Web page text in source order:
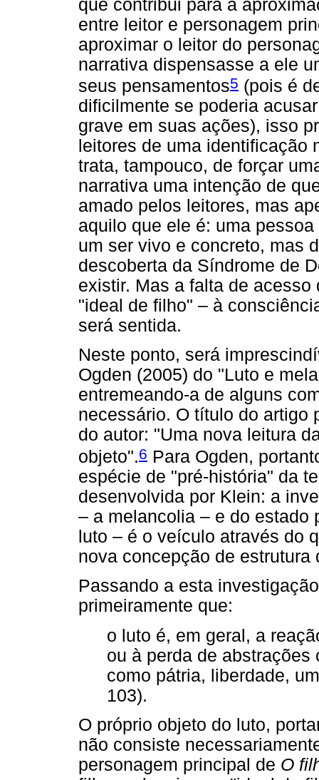
que contribui para a
entre leitor e personagem
aproximar o leitor do
narrativa dispensasse a ele
seus pensamentos5 (pois é
dificilmente se poderia
grave em suas ações), isso
leitores de uma identificação
trata, tampouco, de forçar
narrativa uma intenção de
amado pelos leitores, mas
aquilo que ele é: uma
um ser vivo e concreto, mas
descoberta da Síndrome de
existir. Mas a falta de
"ideal de filho" – à
será sentida.
Neste ponto, será
Ogden (2005) do "Luto e
entremeando-a de alguns
necessário. O título do artigo
do autor: "Uma nova leitura
objeto".6 Para Ogden,
espécie de "pré-história" da
desenvolvida por Klein: a
– a melancolia – e do estado
luto – é o veículo através do
nova concepção de estrutura
Passando a esta
primeiramente que:
o luto é, em geral, a
ou à perda de
como pátria, liberdade,
103).
O próprio objeto do luto,
não consiste
personagem principal de O